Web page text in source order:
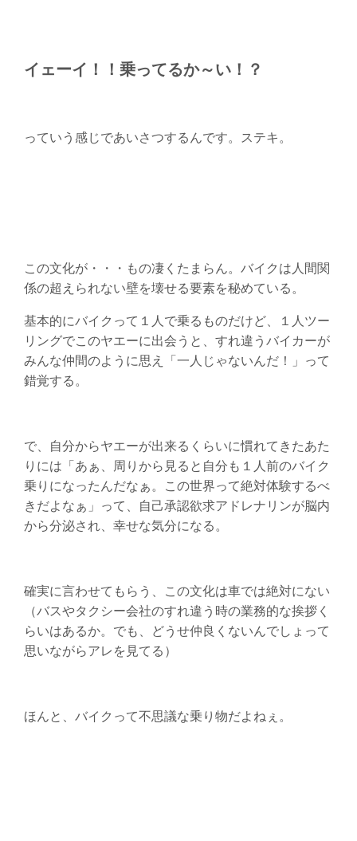
イェーイ！！乗ってるか～い！？
っていう感じであいさつするんです。ステキ。
この文化が・・・もの凄くたまらん。バイクは人間関
係の超えられない壁を壊せる要素を秘めている。
基本的にバイクって１人で乗るものだけど、１人ツー
リングでこのヤエーに出会うと、すれ違うバイカーが
みんな仲間のように思え「一人じゃないんだ！」って
錯覚する。
で、自分からヤエーが出来るくらいに慣れてきたあた
りには「あぁ、周りから見ると自分も１人前のバイク
乗りになったんだなぁ。この世界って絶対体験するべ
きだよなぁ」って、自己承認欲求アドレナリンが脳内
から分泌され、幸せな気分になる。
確実に言わせてもらう、この文化は車では絶対にない
（バスやタクシー会社のすれ違う時の業務的な挨拶く
らいはあるか。でも、どうせ仲良くないんでしょって
思いながらアレを見てる）
ほんと、バイクって不思議な乗り物だよねぇ。